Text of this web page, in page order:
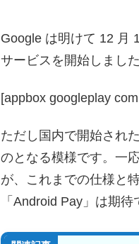
Google は明けて 12 月
サービスを開始しまし
[appbox googleplay
ただし国内で開始され
のとなる模様です。一
が、これまでの仕様と
「Android Pay」は期待